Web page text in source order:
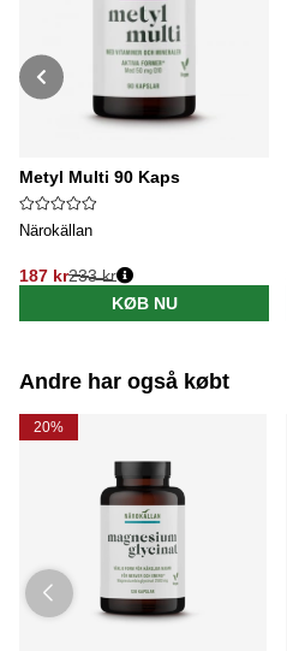
Metyl Multi 90 Kaps
Närokällan
187 kr
Normalpris:
233 kr
KØB NU
Andre har også købt
20%